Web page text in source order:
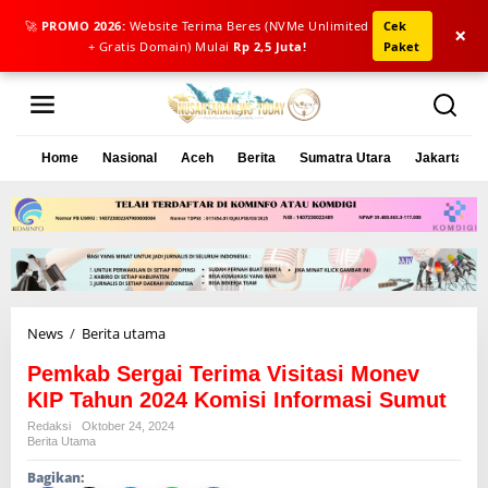
🚀 PROMO 2026: Website Terima Beres (NVMe Unlimited
+ Gratis Domain) Mulai Rp 2,5 Juta!
Cek
Paket
×
L
Home Nasional Aceh Berita Sumatra Utara Jakarta
News / Berita utama
m
k
b
S
Pemkab Sergai Terima Visitasi Monev
KIP Tahun 2024 Komisi Informasi Sumut
Redaksi
Oktober 24, 2024
Berita Utama
Bagikan: